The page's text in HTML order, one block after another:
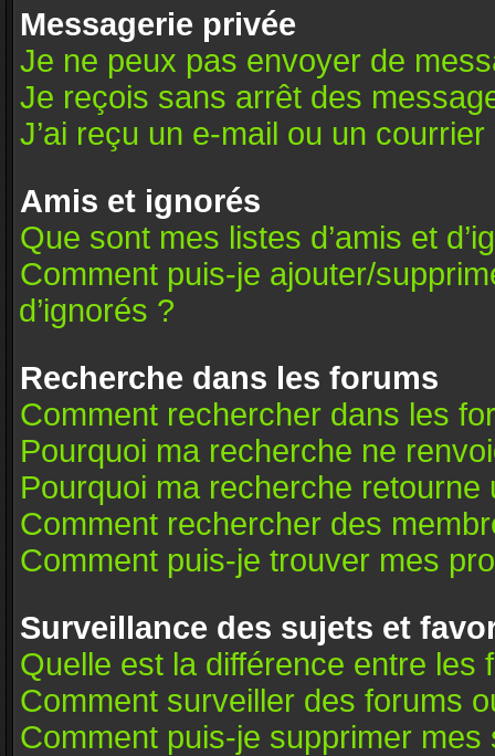
Messagerie privée
Je ne peux pas envoyer de
Je reçois sans arrêt des
J’ai reçu un e-mail ou un
Amis et ignorés
Que sont mes listes d’amis et
Comment puis-je ajouter/
d’ignorés ?
Recherche dans les forums
Comment rechercher dans les
Pourquoi ma recherche ne
Pourquoi ma recherche retourne
Comment rechercher des
Comment puis-je trouver mes
Surveillance des sujets et
Quelle est la différence entre les
Comment surveiller des forums
Comment puis-je supprimer